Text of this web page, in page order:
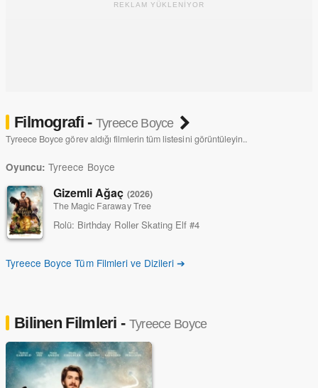
REKLAM YÜKLENİYOR
Filmografi - Tyreece Boyce
Tyreece Boyce görev aldığı filmlerin tüm listesini görüntüleyin..
Oyuncu: Tyreece Boyce
Gizemli Ağaç (2026)
The Magic Faraway Tree
Rolü: Birthday Roller Skating Elf #4
Tyreece Boyce Tüm Filmleri ve Dizileri ➔
Bilinen Filmleri - Tyreece Boyce